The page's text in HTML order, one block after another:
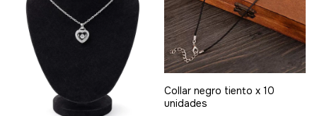
Collar negro tiento x 10
unidades